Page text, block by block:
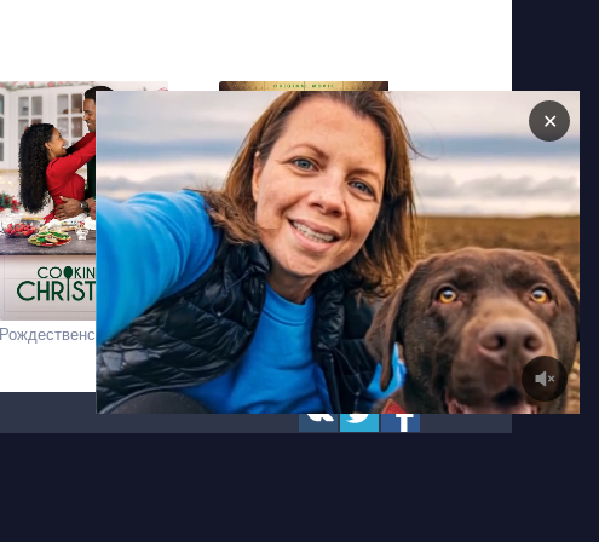
Несносная девятка
Рождественский ужин
✕